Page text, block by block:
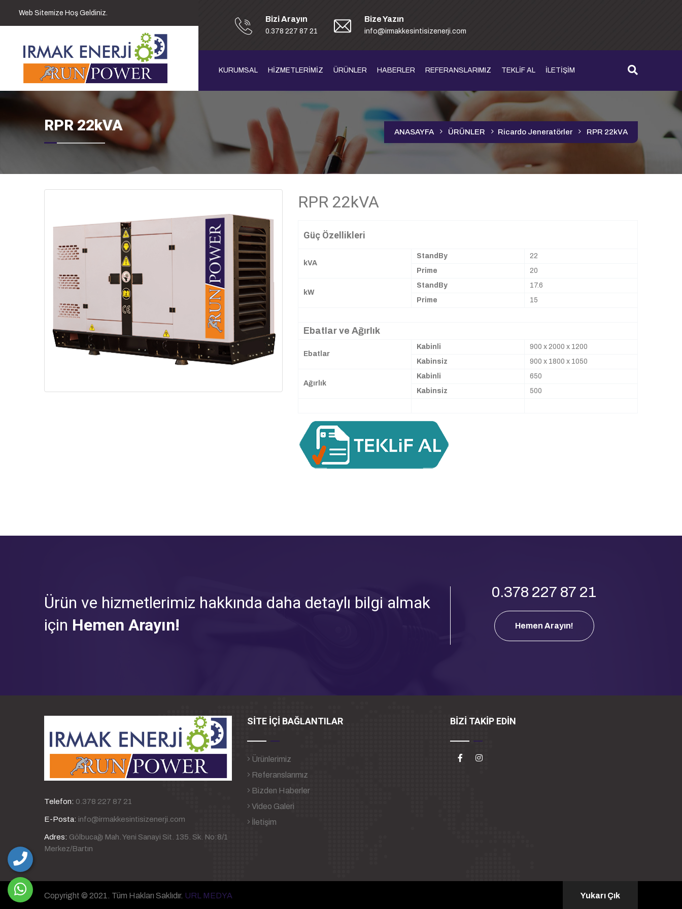
Web Sitemize Hoş Geldiniz.
Bizi Arayın
0.378 227 87 21
Bize Yazın
info@irmakkesintisizenerji.com
KURUMSAL HİZMETLERİMİZ ÜRÜNLER HABERLER REFERANSLARIMIZ TEKLİF AL İLETİŞİM
RPR 22kVA ANASAYFA ÜRÜNLER Ricardo Jeneratörler RPR 22kVA
RPR 22kVA
Güç Özellikleri
kVA
StandBy
22
Prime
20
kW
StandBy
17.6
Prime
15
Ebatlar ve Ağırlık
Ebatlar
Kabinli
900 x 2000 x 1200
Kabinsiz
900 x 1800 x 1050
Ağırlık
Kabinli
650
Kabinsiz
500
Ürün ve hizmetlerimiz hakkında daha detaylı bilgi almak
için Hemen Arayın!
0.378 227 87 21
Hemen Arayın!
Telefon: 0.378 227 87 21
E-Posta: info@irmakkesintisizenerji.com
Adres: Gölbucağı Mah. Yeni Sanayi Sit. 135. Sk. No:8/1
Merkez/Bartın
SİTE İÇİ BAĞLANTILAR
Ürünlerimiz
Referanslarımız
Bizden Haberler
Video Galeri
İletişim
BİZİ TAKİP EDİN
Copyright © 2021. Tüm Hakları Saklıdır. URL MEDYA Yukarı Çık